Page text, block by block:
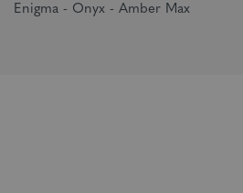
Enigma - Onyx - Amber Max